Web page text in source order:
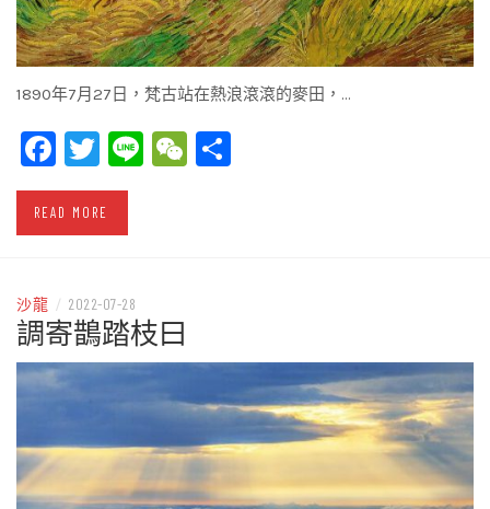
1890年7月27日，梵古站在熱浪滾滾的麥田，…
Facebook
Twitter
LineWeChat
READ MORE
沙龍 / 2022-07-28
調寄鵲踏枝曰